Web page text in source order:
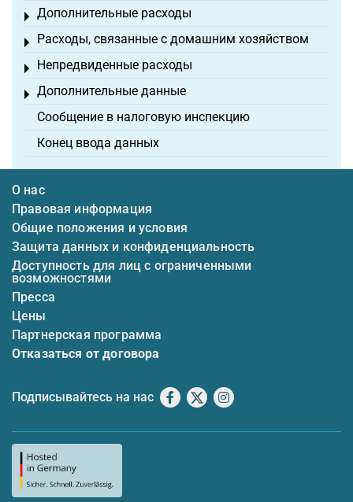
Дополнительные расходы
Toggle menu
Расходы, связанные с домашним хозяйством
Toggle menu
Непредвиденные расходы
Toggle menu
Дополнительные данные
Toggle menu
Сообщение в налоговую инспекцию
Конец ввода данных
О нас
Правовая информация
Общие положения и условия
Защита данных и конфиденциальность
Доступность для лиц с ограниченными
возможностями
Пресса
Цены
Партнерская программа
Отказаться от договора
Подписывайтесь на нас Facebook
X Instagram